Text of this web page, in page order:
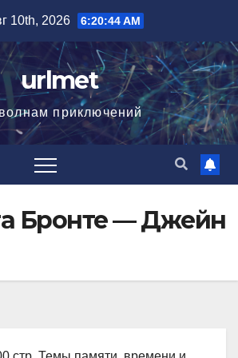
10th, 2026 6:20:45 AM
urlmet
приключений
Бронте — Джейн